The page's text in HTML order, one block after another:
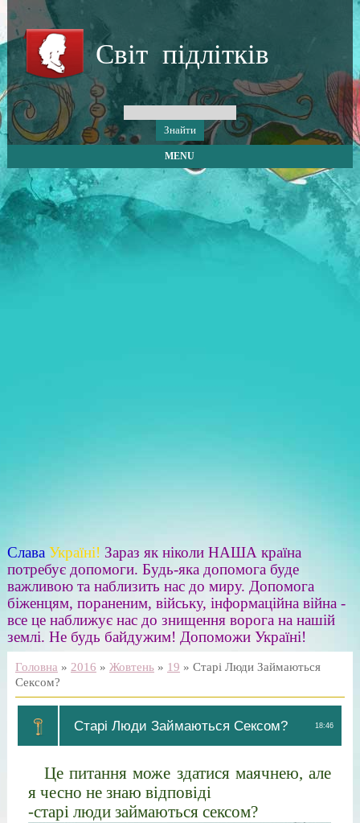
Світ підлітків
MENU
Слава Україні! Зараз як ніколи НАША країна
потребує допомоги. Будь-яка допомога буде
важливою та наблизить нас до миру. Допомога
біженцям, пораненим, війську, інформаційна війна -
все це наближує нас до знищення ворога на нашій
землі. Не будь байдужим! Допоможи Україні!
Головна » 2016 » Жовтень » 19 » Старі Люди Займаються
Сексом?
18:46
Старі Люди Займаються Сексом?
Це питання може здатися маячнею, але
я чесно не знаю відповіді
-старі люди займаються сексом?